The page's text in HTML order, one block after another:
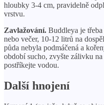
hloubky 3-4 cm, pravidelně
vrstvu.
Zavlažování. Buddleya je
nebo večer, 10-12 litrů na
půda nebyla podmáčená a
období sucho, zvyšte zálivku
postříkejte vodou.
Další hnojení